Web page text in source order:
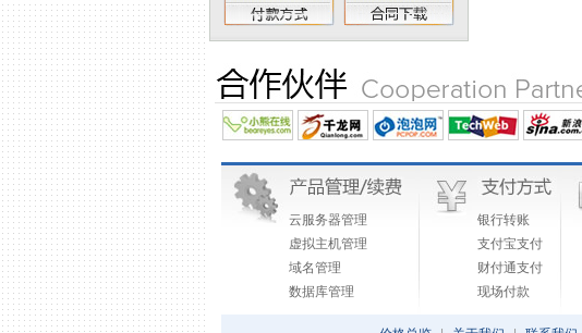
云服务器管理
虚拟主机管理
域名管理
数据库管理
银行转账
支付宝支付
财付通支付
现场付款